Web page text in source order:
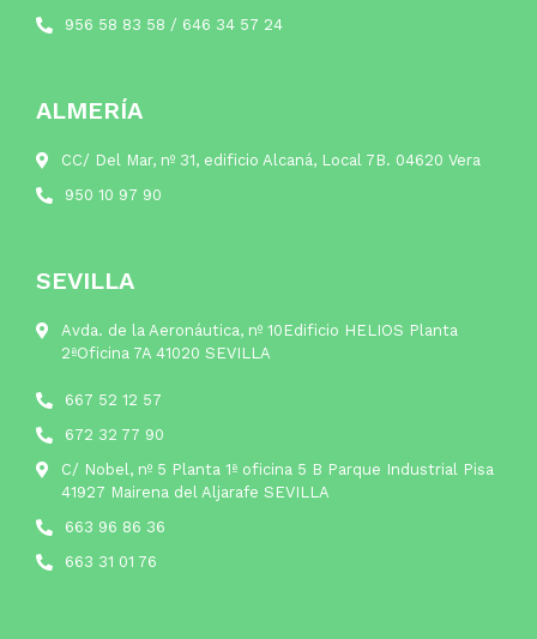
956 58 83 58 / 646 34 57 24
ALMERÍA
CC/ Del Mar, nº 31, edificio Alcaná, Local 7B. 04620 Vera
950 10 97 90
SEVILLA
Avda. de la Aeronáutica, nº 10Edificio HELIOS Planta
2ªOficina 7A 41020 SEVILLA
667 52 12 57
672 32 77 90
C/ Nobel, nº 5 Planta 1ª oficina 5 B Parque Industrial Pisa
41927 Mairena del Aljarafe SEVILLA
663 96 86 36
663 31 01 76